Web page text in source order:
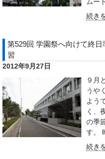
続き
第529回 学園祭へ向けて終
習
2012年9月27日
９月
うや
よう
く、
の季
す。
続き